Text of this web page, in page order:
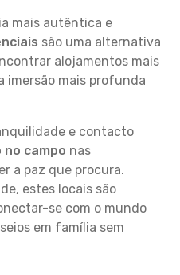
mais autêntica e
são uma alternativa
alojamentos mais
imersão mais profunda
e contacto
campo nas
a paz que procura.
estes locais são
se com o mundo
em família sem